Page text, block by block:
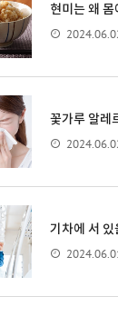
현미는 왜 몸
꽃가루 알레
기차에 서 있